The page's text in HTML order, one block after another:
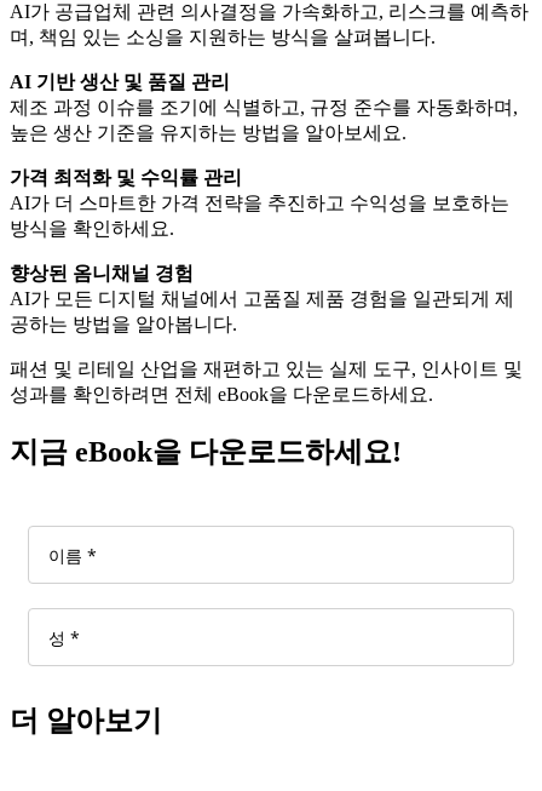
AI가 공급업체 관련 의사결정을 가속화하고, 리스크를 예측하
며, 책임 있는 소싱을 지원하는 방식을 살펴봅니다.
AI 기반 생산 및 품질 관리
제조 과정 이슈를 조기에 식별하고, 규정 준수를 자동화하며,
높은 생산 기준을 유지하는 방법을 알아보세요.
가격 최적화 및 수익률 관리
AI가 더 스마트한 가격 전략을 추진하고 수익성을 보호하는
방식을 확인하세요.
향상된 옴니채널 경험
AI가 모든 디지털 채널에서 고품질 제품 경험을 일관되게 제
공하는 방법을 알아봅니다.
패션 및 리테일 산업을 재편하고 있는 실제 도구, 인사이트 및
성과를 확인하려면 전체 eBook을 다운로드하세요.
지금 eBook을 다운로드하세요!
더 알아보기